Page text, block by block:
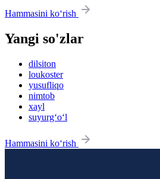
Hammasini ko‘rish
Yangi so'zlar
dilsiton
loukoster
yusufliqo
nimtob
xayl
suyurg‘o‘l
Hammasini ko‘rish